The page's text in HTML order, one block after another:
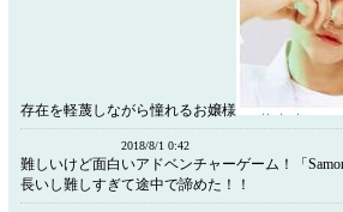
存在を軽蔑しながら憧れるお嬢様
2018/8/1 0:42
難しいけど面白いアドベンチャーゲーム！「
長いし難しすぎて途中で諦めた！！